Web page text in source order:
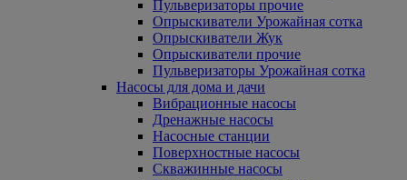
Пульверизаторы прочие
Опрыскиватели Урожайная сотка
Опрыскиватели Жук
Опрыскиватели прочие
Пульверизаторы Урожайная сотка
Насосы для дома и дачи
Вибрационные насосы
Дренажные насосы
Насосные станции
Поверхностные насосы
Скважинные насосы